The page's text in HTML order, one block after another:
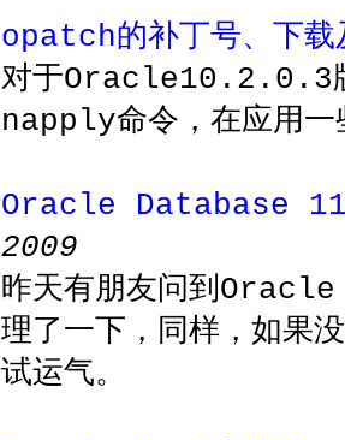
opatch的补丁号、下载
对于Oracle10.2.0.3版
napply命令，在应用
Oracle Database
2009
昨天有朋友问到
理了一下，同样，如果
试运气。